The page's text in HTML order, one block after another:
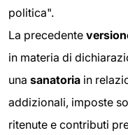
politica".
La precedente
in materia di
una sanatoria in
addizionali, imposte
ritenute e contributi